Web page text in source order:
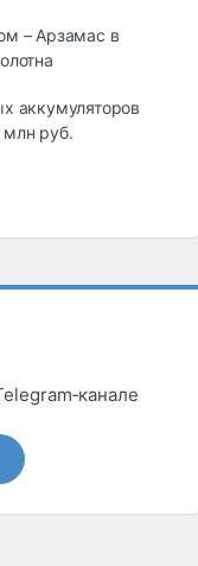
– Арзамас в
аккумуляторов
млн руб.